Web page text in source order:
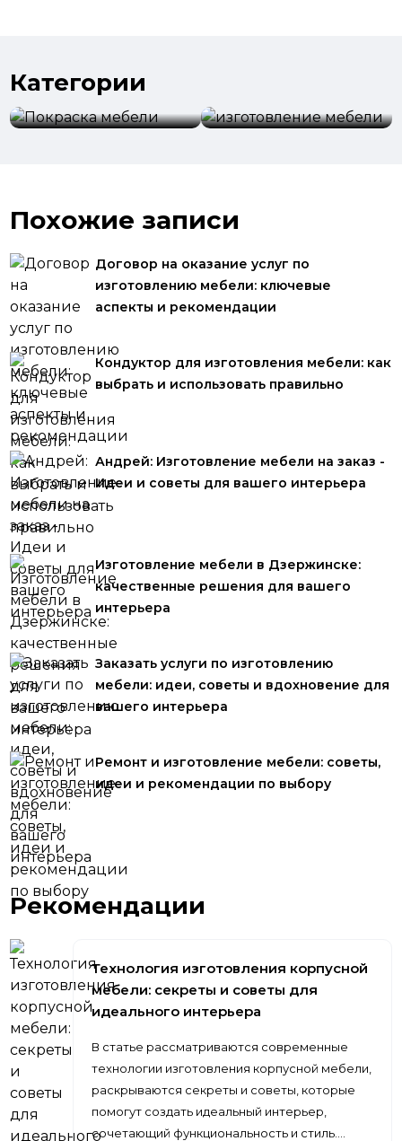
Категории
Покраска мебели
Похожие записи
Договор на оказание услуг по
изготовлению мебели: ключевые
аспекты и рекомендации
Кондуктор для изготовления мебели: как
выбрать и использовать правильно
Андрей: Изготовление мебели на заказ -
Идеи и советы для вашего интерьера
Изготовление мебели в Дзержинске:
качественные решения для вашего
интерьера
Заказать услуги по изготовлению
мебели: идеи, советы и вдохновение для
вашего интерьера
Ремонт и изготовление мебели: советы,
идеи и рекомендации по выбору
Рекомендации
Технология изготовления корпусной
мебели: секреты и советы для
идеального интерьера
В статье рассматриваются современные
технологии изготовления корпусной мебели,
раскрываются секреты и советы, которые
помогут создать идеальный интерьер,
сочетающий функциональность и стиль.…